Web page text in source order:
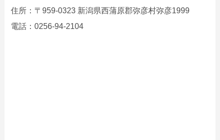
住所：〒959-0323 新潟県西蒲原郡弥彦村弥彦1999
電話：0256-94-2104